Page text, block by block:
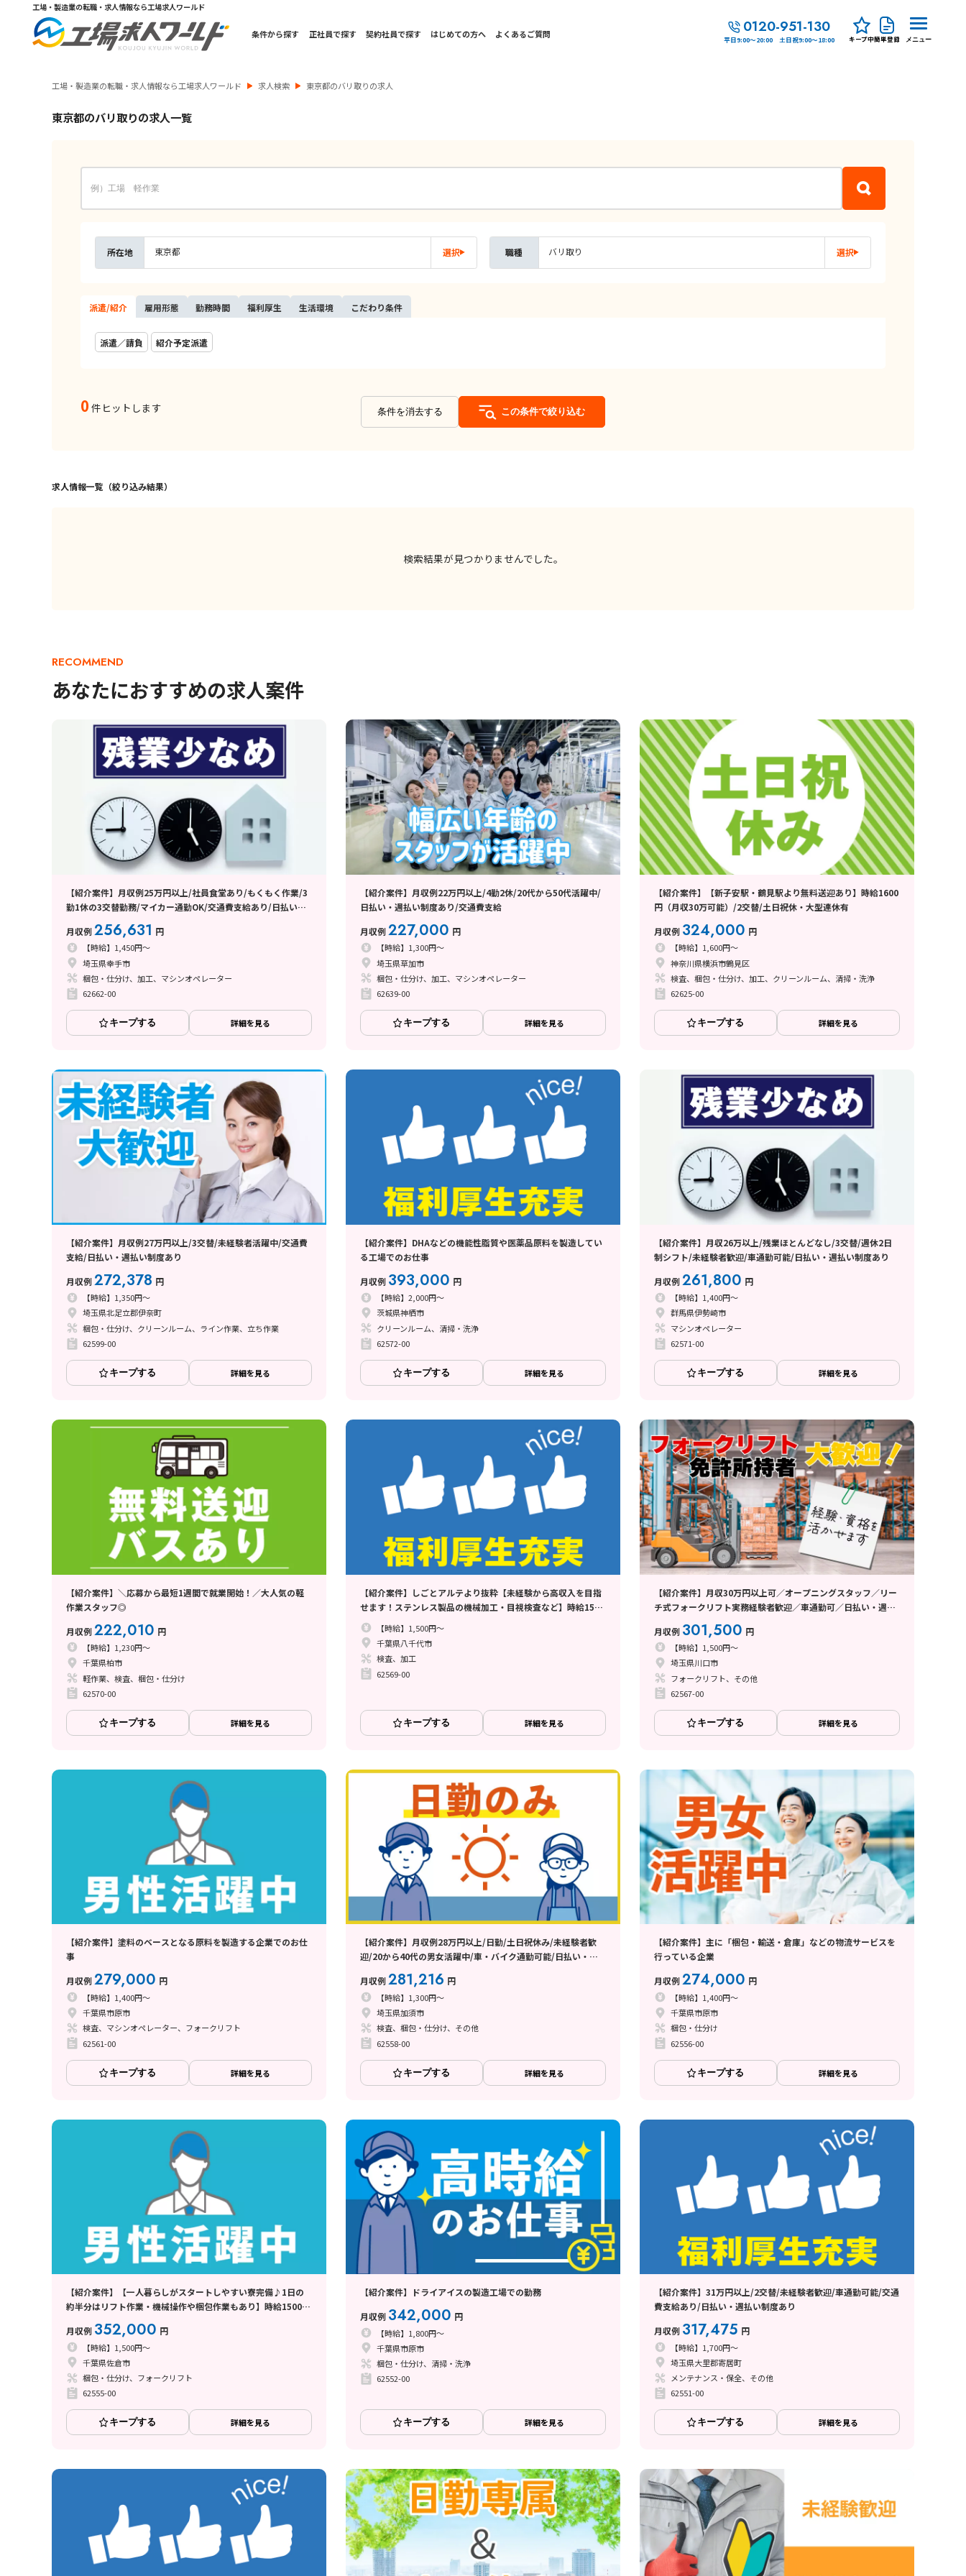
工場・製造業の転職・求人情報なら工場求人ワールド
条件から探す 正社員で探す 契約社員で探す はじめての方へ よくあるご質問 0120-951-130
平日9:00～20:00 土日祝9:00～18:00 キープ中簡単登録 メニュー
工場・製造業の転職・求人情報なら工場求人ワールド 求人検索 東京都のバリ取りの求人
東京都のバリ取りの求人一覧
所在地 東京都 選択 職種 バリ取り 選択
派遣/紹介 雇用形態 勤務時間 福利厚生 生活環境 こだわり条件
派遣／請負 紹介予定派遣
0 件ヒットします 条件を消去する この条件で絞り込む
求人情報一覧（絞り込み結果）
検索結果が見つかりませんでした。
RECOMMEND
あなたにおすすめの求人案件
【紹介案件】月収例25万円以上/社員食堂あり/もくもく作業/3
勤1休の3交替勤務/マイカー通勤OK/交通費支給あり/日払い・
月収例256,631 円
【時給】1,450円～
埼玉県幸手市
梱包・仕分け、加工、マシンオペレーター
62662-00
キープする 詳細を見る
【紹介案件】月収例22万円以上/4勤2休/20代から50代活躍中/
日払い・週払い制度あり/交通費支給
月収例227,000 円
【時給】1,300円～
埼玉県草加市
梱包・仕分け、加工、マシンオペレーター
62639-00
キープする 詳細を見る
【紹介案件】【新子安駅・鶴見駅より無料送迎あり】時給1600
円（月収30万可能）/2交替/土日祝休・大型連休有
月収例 324,000 円
【時給】1,600円～
神奈川県横浜市鶴見区
検査、梱包・仕分け、加工、クリーンルーム、清掃・洗浄
62625-00
キープする 詳細を見る
【紹介案件】月収例27万円以上/3交替/未経験者活躍中/交通費
支給/日払い・週払い制度あり
月収例272,378 円
【時給】1,350円～
埼玉県北足立郡伊奈町
梱包・仕分け、クリーンルーム、ライン作業、立ち作業
62599-00
キープする 詳細を見る
【紹介案件】DHAなどの機能性脂質や医薬品原料を製造してい
る工場でのお仕事
月収例 393,000 円
【時給】2,000円～
茨城県神栖市
クリーンルーム、清掃・洗浄
62572-00
キープする 詳細を見る
【紹介案件】月収26万以上/残業ほとんどなし/3交替/週休2日
制シフト/未経験者歓迎/車通勤可能/日払い・週払い制度あり
月収例261,800 円
【時給】1,400円～
群馬県伊勢崎市
マシンオペレーター
62571-00
キープする 詳細を見る
【紹介案件】＼応募から最短1週間で就業開始！／大人気の軽
作業スタッフ◎
月収例222,010 円
【時給】1,230円～
千葉県柏市
軽作業、検査、梱包・仕分け
62570-00
キープする 詳細を見る
【紹介案件】しごとアルテより抜粋【未経験から高収入を目指
せます！ステンレス製品の機械加工・目視検査など】時給1500
円//寮完備/土日休み/月収例33.7万円でしっかり稼げる♪
【時給】1,500円～
千葉県八千代市
検査、加工
62569-00
キープする 詳細を見る
【紹介案件】月収30万円以上可／オープニングスタッフ／リー
チ式フォークリフト実務経験者歓迎／車通勤可／日払い・週払
月収例 301,500 円
【時給】1,500円～
埼玉県川口市
フォークリフト、その他
62567-00
キープする 詳細を見る
【紹介案件】塗料のベースとなる原料を製造する企業でのお仕
事
月収例279,000 円
【時給】1,400円～
千葉県市原市
検査、マシンオペレーター、フォークリフト
62561-00
キープする 詳細を見る
【紹介案件】月収例28万円以上/日勤/土日祝休み/未経験者歓
迎/20から40代の男女活躍中/車・バイク通勤可能/日払い・週
払い制度あり
月収例281,216 円
【時給】1,300円～
埼玉県加須市
検査、梱包・仕分け、その他
62558-00
キープする 詳細を見る
【紹介案件】主に「梱包・輸送・倉庫」などの物流サービスを
行っている企業
月収例274,000 円
【時給】1,400円～
千葉県市原市
梱包・仕分け
62556-00
キープする 詳細を見る
【紹介案件】【一人暮らしがスタートしやすい寮完備♪1日の
約半分はリフト作業・機械操作や梱包作業もあり】時給1500
月収例 352,000 円
【時給】1,500円～
千葉県佐倉市
梱包・仕分け、フォークリフト
62555-00
キープする 詳細を見る
【紹介案件】ドライアイスの製造工場での勤務
月収例 342,000 円
【時給】1,800円～
千葉県市原市
梱包・仕分け、清掃・洗浄
62552-00
キープする 詳細を見る
【紹介案件】31万円以上/2交替/未経験者歓迎/車通勤可能/交通
費支給あり/日払い・週払い制度あり
月収例 317,475 円
【時給】1,700円～
埼玉県大里郡寄居町
メンテナンス・保全、その他
62551-00
キープする 詳細を見る